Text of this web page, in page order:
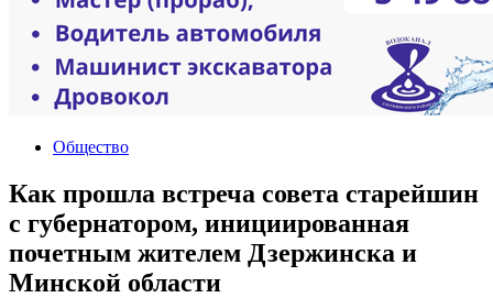
Общество
Как прошла встреча совета старейшин
с губернатором, инициированная
почетным жителем Дзержинска и
Минской области